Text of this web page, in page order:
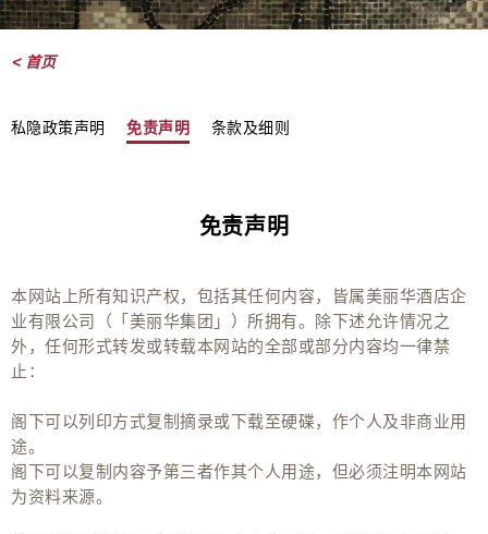
< 首页
私隐政策声明 免责声明 条款及细则
免责声明
本网站上所有知识产权，包括其任何内容，皆属美丽华酒店企
业有限公司（「美丽华集团」）所拥有。除下述允许情况之
外，任何形式转发或转载本网站的全部或部分内容均一律禁
止：
阁下可以列印方式复制摘录或下载至硬碟，作个人及非商业用
途。
阁下可以复制内容予第三者作其个人用途，但必须注明本网站
为资料来源。